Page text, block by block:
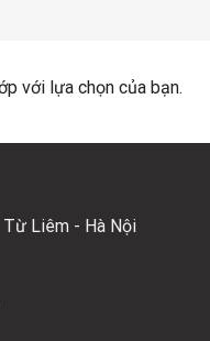
với lựa chọn của bạn.
Liêm - Hà Nội